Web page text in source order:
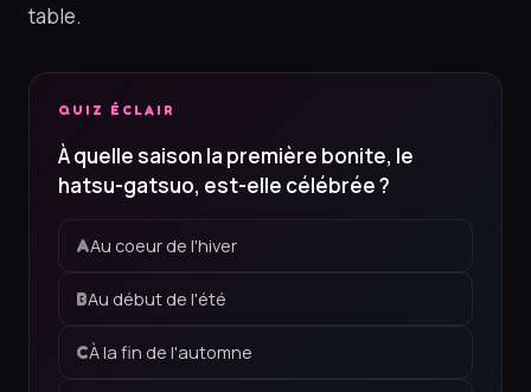
table.
QUIZ ÉCLAIR
À quelle saison la première bonite, le
hatsu-gatsuo, est-elle célébrée ?
AAu coeur de l'hiver
BAu début de l'été
CÀ la fin de l'automne